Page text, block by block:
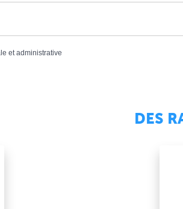
et administrative
DES